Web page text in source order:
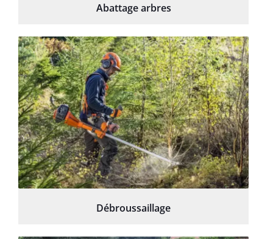
Abattage arbres
Débroussaillage